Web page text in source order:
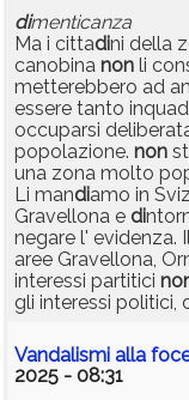
dimenticanza
Ma i cittadini della
canobina non li
metterebbero ad
essere tanto
occuparsi
popolazione. non
una zona molto
Li mandiamo in
Gravellona e di
negare l' evidenza.
aree Gravellona,
interessi partitici
gli interessi politici,
Vandalismi alla
2025 - 08:31